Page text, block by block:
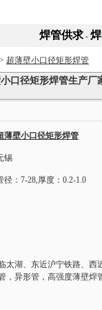
焊管供求-
超薄壁小口径矩形焊管
口径矩形焊管生产厂
薄壁小口径矩形焊管
锡
径：7-28,厚度：0.2-1.0
太湖、东近沪宁铁路、
异形管，高强度薄壁焊管